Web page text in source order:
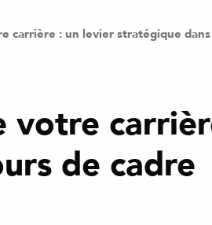
carrière : un levier stratégique
votre
de cadre